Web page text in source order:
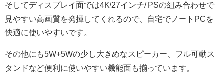
そしてディスプレイ面では4K/27インチ/IPSの組み合わせで
見やすい高画質を発揮してくれるので、自宅でノートPCを
快適に使いやすいです。
その他にも5W+5Wの少し大きめなスピーカー、フル可動ス
タンドなど便利に使いやすい機能面も揃っています。